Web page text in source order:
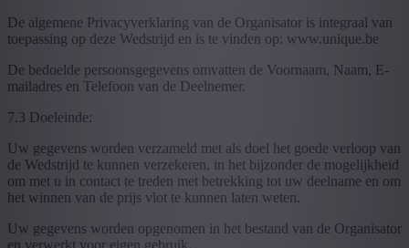
De algemene Privacyverklaring van de Organisator is integraal van
toepassing op deze Wedstrijd en is te vinden op: www.unique.be
De bedoelde persoonsgegevens omvatten de Voornaam, Naam, E-
mailadres en Telefoon van de Deelnemer.
7.3 Doeleinde:
Uw gegevens worden verzameld met als doel het goede verloop van
de Wedstrijd te kunnen verzekeren, in het bijzonder de mogelijkheid
om met u in contact te treden met betrekking tot uw deelname en om
het winnen van de prijs vlot te kunnen laten weten.
Uw gegevens worden opgenomen in het bestand van de Organisator
en verwerkt voor eigen gebruik.